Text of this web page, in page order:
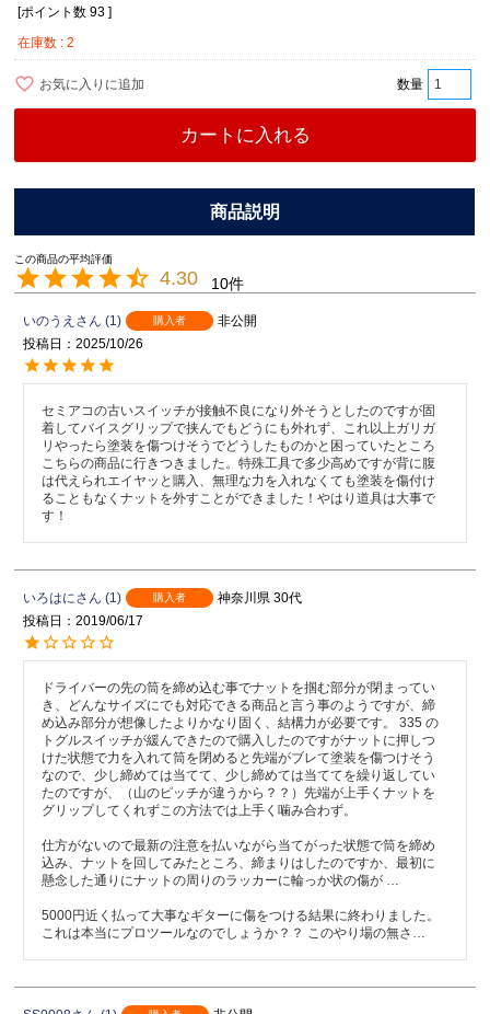
[ポイント数 93 ]
在庫数
2
お気に入りに追加
カートに入れる
4.30 10
いのうえ 1 購入者
非公開
投稿日
2025/10/26
セミアコの古いスイッチが接触不良になり外そうとしたのですが固
着してバイスグリップで挟んでもどうにも外れず、これ以上ガリガ
リやったら塗装を傷つけそうでどうしたものかと困っていたところ
こちらの商品に行きつきました。特殊工具で多少高めですが背に腹
は代えられエイヤッと購入、無理な力を入れなくても塗装を傷付け
ることもなくナットを外すことができました！やはり道具は大事で
す！
いろはに 1 購入者 神奈川県 30代
投稿日
2019/06/17
ドライバーの先の筒を締め込む事でナットを掴む部分が閉まってい
き、どんなサイズにでも対応できる商品と言う事のようですが、締
め込み部分が想像したよりかなり固く、結構力が必要です。 335 の
トグルスイッチが緩んできたので購入したのですがナットに押しつ
けた状態で力を入れて筒を閉めると先端がブレて塗装を傷つけそう
なので、少し締めては当てて、少し締めては当ててを繰り返してい
たのですが、（山のピッチが違うから？？）先端が上手くナットを
グリップしてくれずこの方法では上手く噛み合わず。
仕方がないので最新の注意を払いながら当てがった状態で筒を締め
込み、ナットを回してみたところ、締まりはしたのですか、最初に
懸念した通りにナットの周りのラッカーに輪っか状の傷が …
5000円近く払って大事なギターに傷をつける結果に終わりました。
これは本当にプロツールなのでしょうか？？ このやり場の無さ…